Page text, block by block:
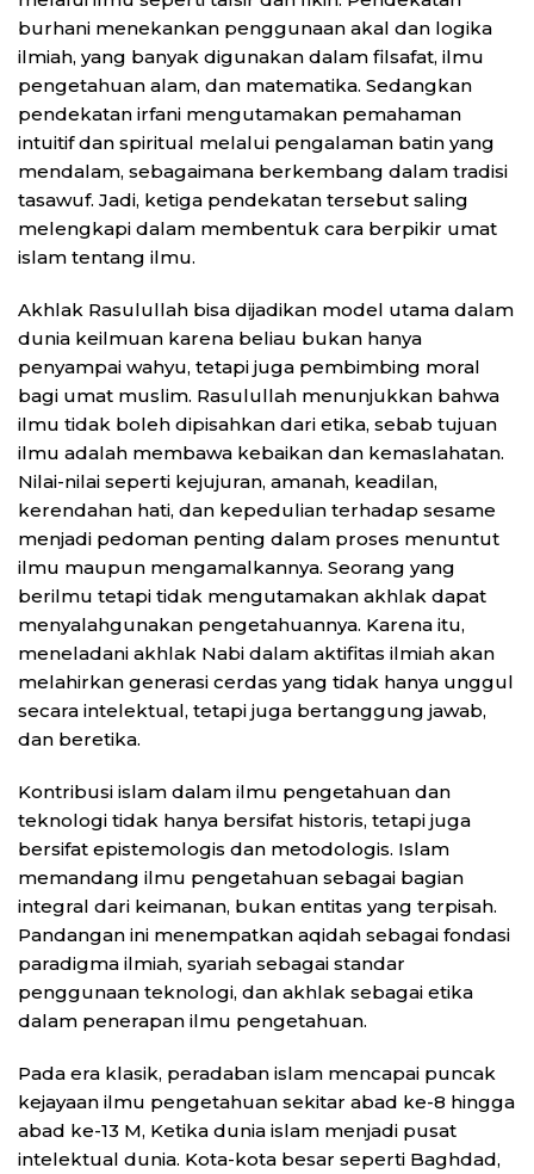
burhani menekankan penggunaan akal dan logika
ilmiah, yang banyak digunakan dalam filsafat, ilmu
pengetahuan alam, dan matematika. Sedangkan
pendekatan irfani mengutamakan pemahaman
intuitif dan spiritual melalui pengalaman batin yang
mendalam, sebagaimana berkembang dalam tradisi
tasawuf. Jadi, ketiga pendekatan tersebut saling
melengkapi dalam membentuk cara berpikir umat
islam tentang ilmu.
Akhlak Rasulullah bisa dijadikan model utama dalam
dunia keilmuan karena beliau bukan hanya
penyampai wahyu, tetapi juga pembimbing moral
bagi umat muslim. Rasulullah menunjukkan bahwa
ilmu tidak boleh dipisahkan dari etika, sebab tujuan
ilmu adalah membawa kebaikan dan kemaslahatan.
Nilai-nilai seperti kejujuran, amanah, keadilan,
kerendahan hati, dan kepedulian terhadap sesame
menjadi pedoman penting dalam proses menuntut
ilmu maupun mengamalkannya. Seorang yang
berilmu tetapi tidak mengutamakan akhlak dapat
menyalahgunakan pengetahuannya. Karena itu,
meneladani akhlak Nabi dalam aktifitas ilmiah akan
melahirkan generasi cerdas yang tidak hanya unggul
secara intelektual, tetapi juga bertanggung jawab,
dan beretika.
Kontribusi islam dalam ilmu pengetahuan dan
teknologi tidak hanya bersifat historis, tetapi juga
bersifat epistemologis dan metodologis. Islam
memandang ilmu pengetahuan sebagai bagian
integral dari keimanan, bukan entitas yang terpisah.
Pandangan ini menempatkan aqidah sebagai fondasi
paradigma ilmiah, syariah sebagai standar
penggunaan teknologi, dan akhlak sebagai etika
dalam penerapan ilmu pengetahuan.
Pada era klasik, peradaban islam mencapai puncak
kejayaan ilmu pengetahuan sekitar abad ke-8 hingga
abad ke-13 M, Ketika dunia islam menjadi pusat
intelektual dunia. Kota-kota besar seperti Baghdad,